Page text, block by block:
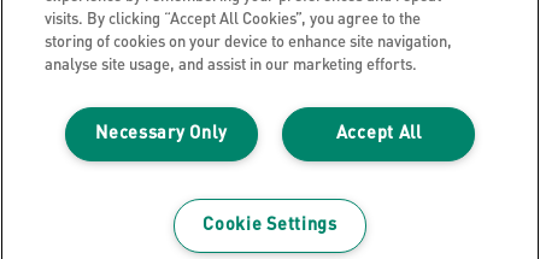
Impressum
Meine Daten verwalten
Über Leitz
Leitz Blog
visits. By clicking “Accept All Cookies”, you agree to the
storing of cookies on your device to enhance site navigation,
analyse site usage, and assist in our marketing efforts.
Accept All
Necessary Only
Cookie Settings